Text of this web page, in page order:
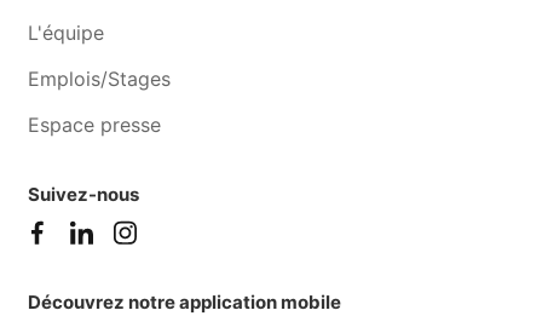
L'équipe
Emplois/Stages
Espace presse
Suivez-nous
Découvrez notre application mobile